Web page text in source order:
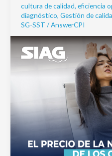
cultura de calidad, eficiencia
diagnóstico, Gestión de
SG-SST /AnswerCPI
de
los